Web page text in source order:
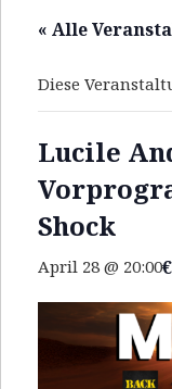
E
A
N
D
T
H
E
R
A
K
I
« Alle
Diese
Lucile
Shock
April 28 @ 20:00